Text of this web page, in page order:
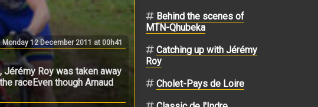
Monday 12 December 2011 at 00h41
Jérémy Roy was taken away
raceEven though Arnaud
Behind the scenes of
MTN-Qhubeka
Catching up with Jérémy
Roy
Cholet-Pays de Loire